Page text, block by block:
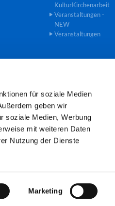
für soziale Medien
geben wir
soziale Medien, Werbung
mit weiteren Daten
Nutzung der Dienste
Marketing
KulturKirchenarbeit
Veranstaltungen -
NEW
Veranstaltungen
50181 Bedburg
Uhr